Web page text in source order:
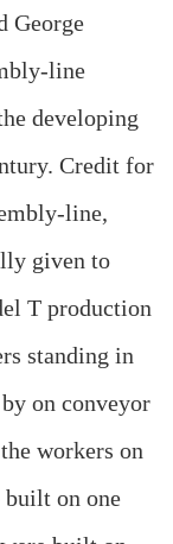
George
line
developing
Credit for
line,
given to
T production
standing in
on conveyor
workers on
built on one